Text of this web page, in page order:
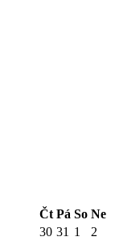
Čt Pá So Ne
30 31 1
2